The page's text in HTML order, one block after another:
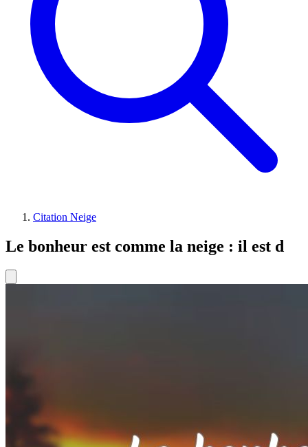
Citation Neige
Le bonheur est comme la neige : il est d